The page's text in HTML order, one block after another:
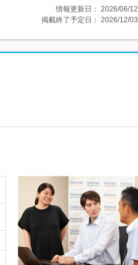
情報更新日： 2026/06/12
掲載終了予定日： 2026/12/03